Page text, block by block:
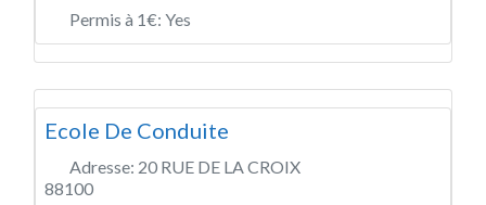
Permis à 1€: Yes
Ecole De Conduite
Adresse: 20 RUE DE LA CROIX
88100